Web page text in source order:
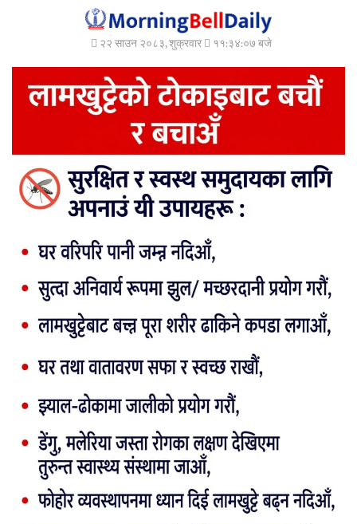
२२ साउन २०८३, शुक्रवार ११:३४:०९ बजे